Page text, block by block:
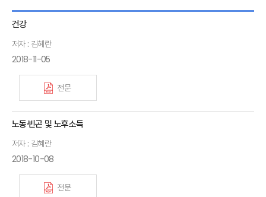
건강
저자 : 김혜란
2018-11-05
전문
노동·빈곤 및 노후소득
저자 : 김혜란
2018-10-08
전문